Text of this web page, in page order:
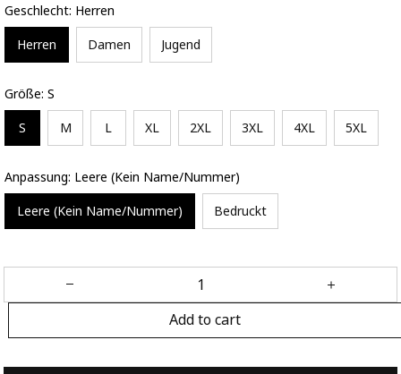
Geschlecht: Herren
Herren Damen Jugend
Größe: S
S M L XL 2XL 3XL 4XL 5XL
Anpassung: Leere (Kein Name/Nummer)
Leere (Kein Name/Nummer) Bedruckt
Add to cart